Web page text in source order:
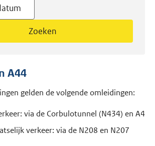
Zoeken
A44
gelden de volgende omleidingen:
via de Corbulotunnel (N434) en A4
verkeer: via de N208 en N207